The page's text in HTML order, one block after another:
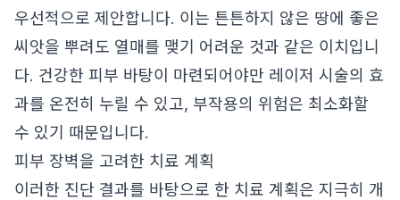
우선적으로 제안합니다. 이는 튼튼하지 않은 땅에 좋은
씨앗을 뿌려도 열매를 맺기 어려운 것과 같은 이치입니
다. 건강한 피부 바탕이 마련되어야만 레이저 시술의 효
과를 온전히 누릴 수 있고, 부작용의 위험은 최소화할
수 있기 때문입니다.
피부 장벽을 고려한 치료 계획
이러한 진단 결과를 바탕으로 한 치료 계획은 지극히 개